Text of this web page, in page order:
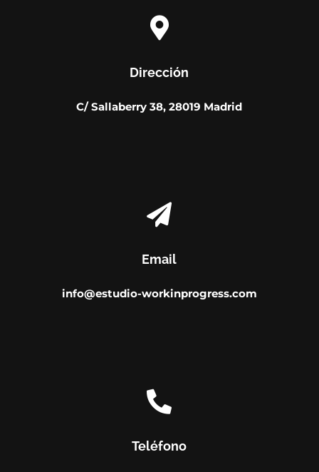

Dirección
C/ Sallaberry 38, 28019 Madrid

Email
info@estudio-workinprogress.com

Teléfono